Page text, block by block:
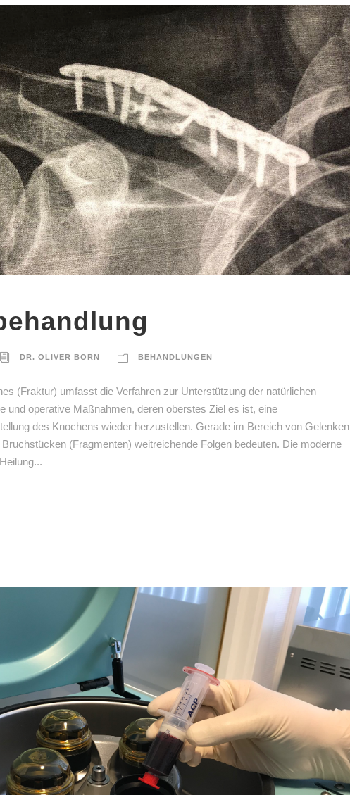
DR. OLIVER BORN BEHANDLUNGEN
(Fraktur) umfasst die Verfahren zur Unterstützung der natürlichen
und operative Maßnahmen, deren oberstes Ziel es ist, eine
des Knochens wieder herzustellen. Gerade im Bereich von Gelenken
(Fragmenten) weitreichende Folgen bedeuten. Die moderne